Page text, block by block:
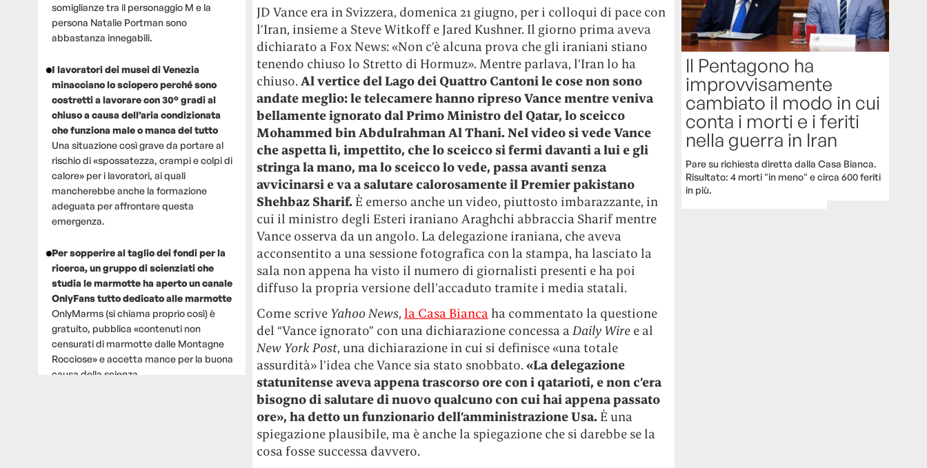
somiglianze tra il personaggio M e la
persona Natalie Portman sono
abbastanza innegabili.
I lavoratori dei musei di Venezia
minacciano lo sciopero perché sono
costretti a lavorare con 30° gradi al
chiuso a causa dell’aria condizionata
che funziona male o manca del tutto
Una situazione così grave da portare al
rischio di «spossatezza, crampi e colpi di
calore» per i lavoratori, ai quali
mancherebbe anche la formazione
adeguata per affrontare questa
emergenza.
Per sopperire al taglio dei fondi per la
ricerca, un gruppo di scienziati che
studia le marmotte ha aperto un canale
OnlyFans tutto dedicato alle marmotte
OnlyMarms (si chiama proprio così) è
gratuito, pubblica «contenuti non
censurati di marmotte dalle Montagne
Rocciose» e accetta mance per la buona
causa della scienza.
JD Vance era in Svizzera, domenica 21 giugno, per i colloqui di pace con
l’Iran, insieme a Steve Witkoff e Jared Kushner. Il giorno prima aveva
dichiarato a Fox News: «Non c’è alcuna prova che gli iraniani stiano
tenendo chiuso lo Stretto di Hormuz». Mentre parlava, l’Iran lo ha
chiuso. Al vertice del Lago dei Quattro Cantoni le cose non sono
andate meglio: le telecamere hanno ripreso Vance mentre veniva
bellamente ignorato dal Primo Ministro del Qatar, lo sceicco
Mohammed bin Abdulrahman Al Thani. Nel video si vede Vance
che aspetta lì, impettito, che lo sceicco si fermi davanti a lui e gli
stringa la mano, ma lo sceicco lo vede, passa avanti senza
avvicinarsi e va a salutare calorosamente il Premier pakistano
Shehbaz Sharif.È emerso anche un video, piuttosto imbarazzante, in
cui il ministro degli Esteri iraniano Araghchi abbraccia Sharif mentre
Vance osserva da un angolo. La delegazione iraniana, che aveva
acconsentito a una sessione fotografica con la stampa, ha lasciato la
sala non appena ha visto il numero di giornalisti presenti e ha poi
diffuso la propria versione dell’accaduto tramite i media statali.
Come scrive Yahoo News, la Casa Biancaha commentato la questione
del “Vance ignorato” con una dichiarazione concessa a Daily Wiree al
New York Post, una dichiarazione in cui si definisce «una totale
assurdità» l’idea che Vance sia stato snobbato. «La delegazione
statunitense aveva appena trascorso ore con i qatarioti, e non c’era
bisogno di salutare di nuovo qualcuno con cui hai appena passato
ore», ha detto un funzionario dell’amministrazione Usa.È una
spiegazione plausibile, ma è anche la spiegazione che si darebbe se la
cosa fosse successa davvero.
Il Pentagono ha
improvvisamente
cambiato il modo in cui
conta i morti e i feriti
nella guerra in Iran
Pare su richiesta diretta dalla Casa Bianca.
Risultato: 4 morti "in meno" e circa 600 feriti
in più.